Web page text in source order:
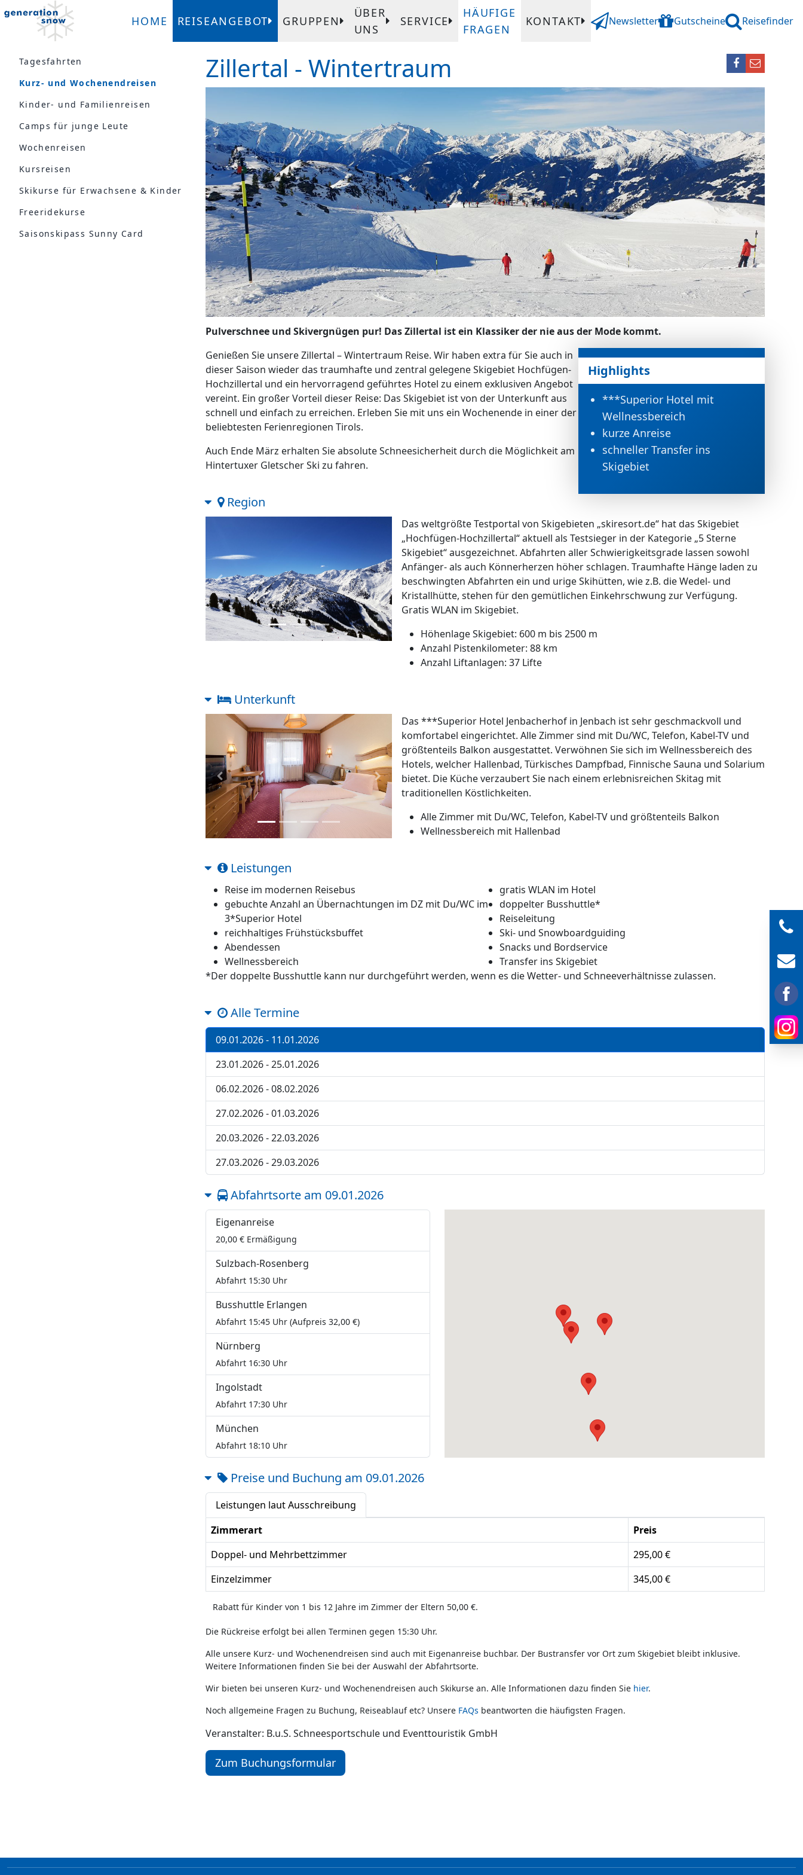
HOME REISEANGEBOT GRUPPEN
ÜBER
UNS
SERVICE
HÄUFIGE
FRAGEN
KONTAKT Newsletter Gutscheine Reisefinder
Tagesfahrten
Kurz- und Wochenendreisen
Kinder- und Familienreisen
Camps für junge Leute
Wochenreisen
Kursreisen
Skikurse für Erwachsene & Kinder
Freeridekurse
Saisonskipass Sunny Card
Zillertal - Wintertraum
Pulverschnee und Skivergnügen pur! Das Zillertal ist ein Klassiker der nie aus der Mode kommt.
Highlights
***Superior Hotel mit
Wellnessbereich
kurze Anreise
schneller Transfer ins
Skigebiet
Genießen Sie unsere Zillertal – Wintertraum Reise. Wir haben extra für Sie auch in
dieser Saison wieder das traumhafte und zentral gelegene Skigebiet Hochfügen-
Hochzillertal und ein hervorragend geführtes Hotel zu einem exklusiven Angebot
vereint. Ein großer Vorteil dieser Reise: Das Skigebiet ist von der Unterkunft aus
schnell und einfach zu erreichen. Erleben Sie mit uns ein Wochenende in einer der
beliebtesten Ferienregionen Tirols.
Auch Ende März erhalten Sie absolute Schneesicherheit durch die Möglichkeit am
Hintertuxer Gletscher Ski zu fahren.
Region
Vorheriges Bild Nächstes Bild
Das weltgrößte Testportal von Skigebieten „skiresort.de“ hat das Skigebiet
„Hochfügen-Hochzillertal“ aktuell als Testsieger in der Kategorie „5 Sterne
Skigebiet“ ausgezeichnet. Abfahrten aller Schwierigkeitsgrade lassen sowohl
Anfänger- als auch Könnerherzen höher schlagen. Traumhafte Hänge laden zu
beschwingten Abfahrten ein und urige Skihütten, wie z.B. die Wedel- und
Kristallhütte, stehen für den gemütlichen Einkehrschwung zur Verfügung.
Gratis WLAN im Skigebiet.
Höhenlage Skigebiet: 600 m bis 2500 m
Anzahl Pistenkilometer: 88 km
Anzahl Liftanlagen: 37 Lifte
Unterkunft
Vorheriges Bild Nächstes Bild
Das ***Superior Hotel Jenbacherhof in Jenbach ist sehr geschmackvoll und
komfortabel eingerichtet. Alle Zimmer sind mit Du/WC, Telefon, Kabel-TV und
größtenteils Balkon ausgestattet. Verwöhnen Sie sich im Wellnessbereich des
Hotels, welcher Hallenbad, Türkisches Dampfbad, Finnische Sauna und Solarium
bietet. Die Küche verzaubert Sie nach einem erlebnisreichen Skitag mit
traditionellen Köstlichkeiten.
Alle Zimmer mit Du/WC, Telefon, Kabel-TV und größtenteils Balkon
Wellnessbereich mit Hallenbad
Leistungen
Reise im modernen Reisebus
gebuchte Anzahl an Übernachtungen im DZ mit Du/WC im
3*Superior Hotel
reichhaltiges Frühstücksbuffet
Abendessen
Wellnessbereich
gratis WLAN im Hotel
doppelter Busshuttle*
Reiseleitung
Ski- und Snowboardguiding
Snacks und Bordservice
Transfer ins Skigebiet
*Der doppelte Busshuttle kann nur durchgeführt werden, wenn es die Wetter- und Schneeverhältnisse zulassen.
Alle Termine
09.01.2026 - 11.01.2026
23.01.2026 - 25.01.2026
06.02.2026 - 08.02.2026
27.02.2026 - 01.03.2026
20.03.2026 - 22.03.2026
27.03.2026 - 29.03.2026
Abfahrtsorte am 09.01.2026
Eigenanreise
20,00 € Ermäßigung
Sulzbach-Rosenberg
Abfahrt 15:30 Uhr
Busshuttle Erlangen
Abfahrt 15:45 Uhr (Aufpreis 32,00 €)
Nürnberg
Abfahrt 16:30 Uhr
Ingolstadt
Abfahrt 17:30 Uhr
München
Abfahrt 18:10 Uhr
Preise und Buchung am 09.01.2026
Leistungen laut Ausschreibung
Zimmerart
Preis
Doppel- und Mehrbettzimmer
295,00 €
Einzelzimmer
345,00 €
Rabatt für Kinder von 1 bis 12 Jahre im Zimmer der Eltern 50,00 €.
Die Rückreise erfolgt bei allen Terminen gegen 15:30 Uhr.
Alle unsere Kurz- und Wochenendreisen sind auch mit Eigenanreise buchbar. Der Bustransfer vor Ort zum Skigebiet bleibt inklusive.
Weitere Informationen finden Sie bei der Auswahl der Abfahrtsorte.
Wir bieten bei unseren Kurz- und Wochenendreisen auch Skikurse an. Alle Informationen dazu finden Sie hier.
Noch allgemeine Fragen zu Buchung, Reiseablauf etc? Unsere FAQs beantworten die häufigsten Fragen.
Veranstalter: B.u.S. Schneesportschule und Eventtouristik GmbH
Zum Buchungsformular